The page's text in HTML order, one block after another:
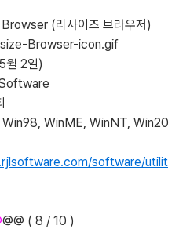
(리사이즈 브라우저)
월 2일)
Win98, WinME, WinNT, Win20
software/utilit
@@ ( 8 / 10 )